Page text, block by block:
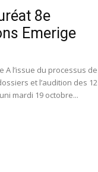
8e
Emerige
A l’issue du processus de
et l’audition des 12
mardi 19 octobre...